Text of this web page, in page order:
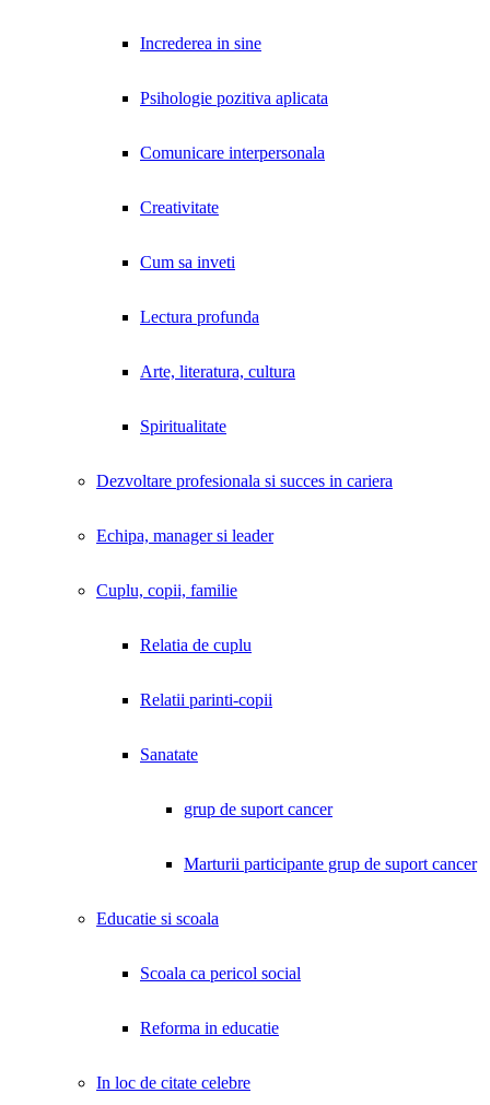
Increderea in sine
Psihologie pozitiva aplicata
Comunicare interpersonala
Creativitate
Cum sa inveti
Lectura profunda
Arte, literatura, cultura
Spiritualitate
Dezvoltare profesionala si succes in cariera
Echipa, manager si leader
Cuplu, copii, familie
Relatia de cuplu
Relatii parinti-copii
Sanatate
grup de suport cancer
Marturii participante grup de suport cancer
Educatie si scoala
Scoala ca pericol social
Reforma in educatie
In loc de citate celebre